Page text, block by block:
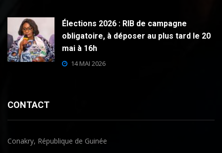
Élections 2026 : RIB de campagne
obligatoire, à déposer au plus tard le 20
mai à 16h
14 MAI 2026
CONTACT
Conakry, République de Guinée